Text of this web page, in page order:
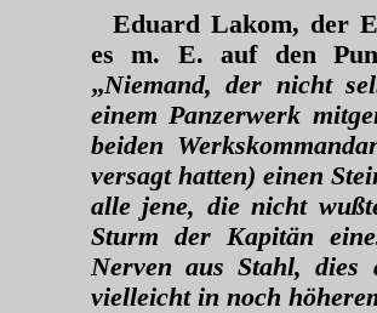
Eduard Lakom, der
es m. E. auf den
„Niemand, der nicht
einem Panzerwerk
beiden
versagt hatten) einen
alle jene, die nicht
Sturm der Kapitän
Nerven aus Stahl, dies
vielleicht in noch